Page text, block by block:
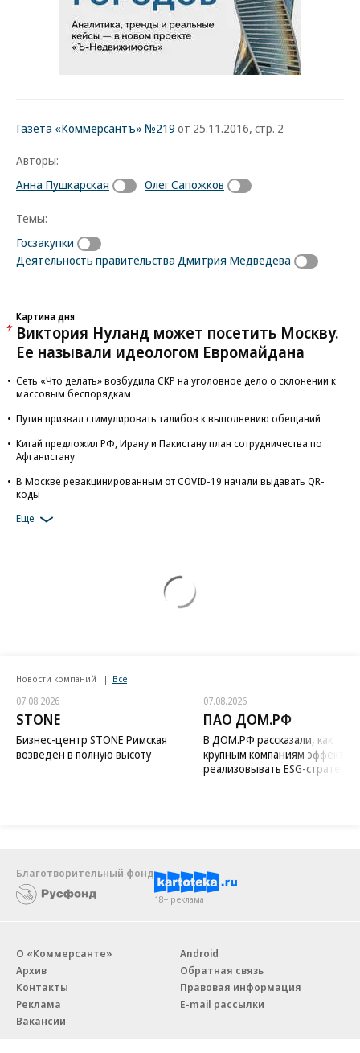
Газета «Коммерсантъ» №219 от 25.11.2016, стр. 2
Авторы:
Анна Пушкарская
Олег Сапожков
Темы:
Госзакупки
Деятельность правительства Дмитрия Медведева
Картина дня
Виктория Нуланд может посетить Москву.
Ее называли идеологом Евромайдана
Сеть «Что делать» возбудила СКР на уголовное дело о склонении к
массовым беспорядкам
Путин призвал стимулировать талибов к выполнению обещаний
Китай предложил РФ, Ирану и Пакистану план сотрудничества по
Афганистану
В Москве ревакцинированным от COVID-19 начали выдавать QR-
коды
Еще
Новости компаний Все
07.08.2026
STONE
Бизнес-центр STONE Римская
возведен в полную высоту
07.08.2026
ПАО ДОМ.РФ
В ДОМ.РФ рассказали, как
крупным компаниям
реализовывать ESG-стратегию
Благотворительный фонд
18+ реклама
О «Коммерсанте»
Архив
Контакты
Реклама
Вакансии
Android
Обратная связь
Правовая информация
E-mail рассылки